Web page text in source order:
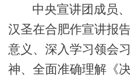
中央宣讲团成员
汉圣在合肥作宣讲报
意义、深入学习领会
神、全面准确理解《